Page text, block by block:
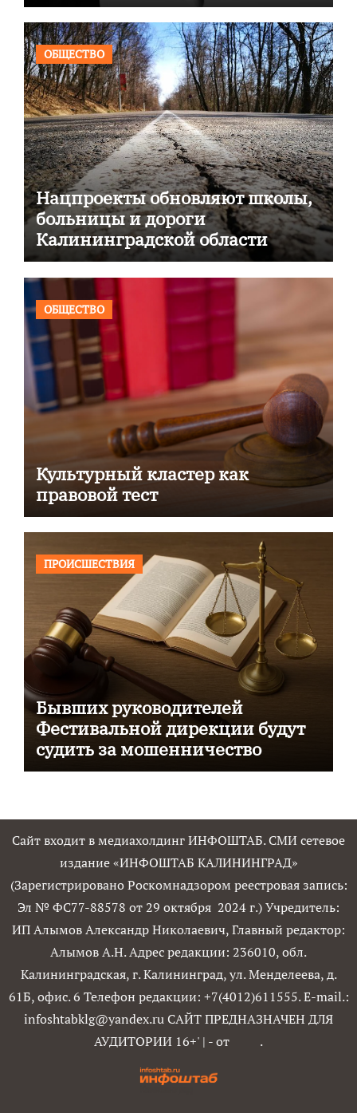
ОБЩЕСТВО
Нацпроекты обновляют школы,
больницы и дороги
Калининградской области
ОБЩЕСТВО
Культурный кластер как
правовой тест
ПРОИСШЕСТВИЯ
Бывших руководителей
Фестивальной дирекции будут
судить за мошенничество
Сайт входит в медиахолдинг ИНФОШТАБ. СМИ сетевое
издание «ИНФОШТАБ КАЛИНИНГРАД»
(Зарегистрировано Роскомнадзором реестровая запись:
Эл № ФС77-88578 от 29 октября 2024 г.) Учредитель:
ИП Алымов Александр Николаевич, Главный редактор:
Алымов А.Н. Адрес редакции: 236010, обл.
Калининградская, г. Калининград, ул. Менделеева, д.
61Б, офис. 6 Телефон редакции: +7(4012)611555. E-mail.:
infoshtabklg@yandex.ru САЙТ ПРЕДНАЗНАЧЕН ДЛЯ
АУДИТОРИИ 16+' | - от .